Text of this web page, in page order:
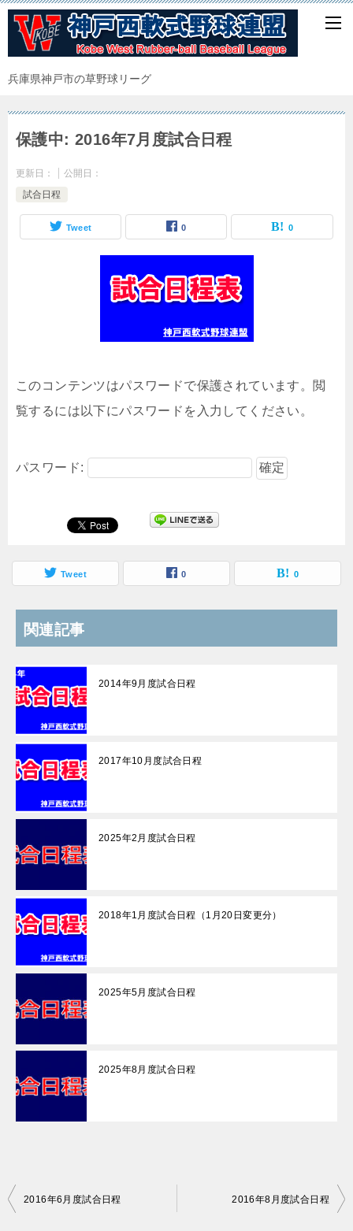
兵庫県神戸市の草野球リーグ
保護中: 2016年7月度試合日程
更新日：
公開日：
試合日程
Tweet 0 0
このコンテンツはパスワードで保護されています。閲
覧するには以下にパスワードを入力してください。
パスワード:
Tweet 0 0
関連記事
2014年9月度試合日程
2017年10月度試合日程
2025年2月度試合日程
2018年1月度試合日程（1月20日変更分）
2025年5月度試合日程
2025年8月度試合日程
投
2016年6月度試合日程 2016年8月度試合日程